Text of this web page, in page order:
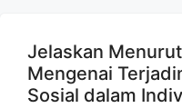
Jelaskan
Mengenai
Sosial dalam